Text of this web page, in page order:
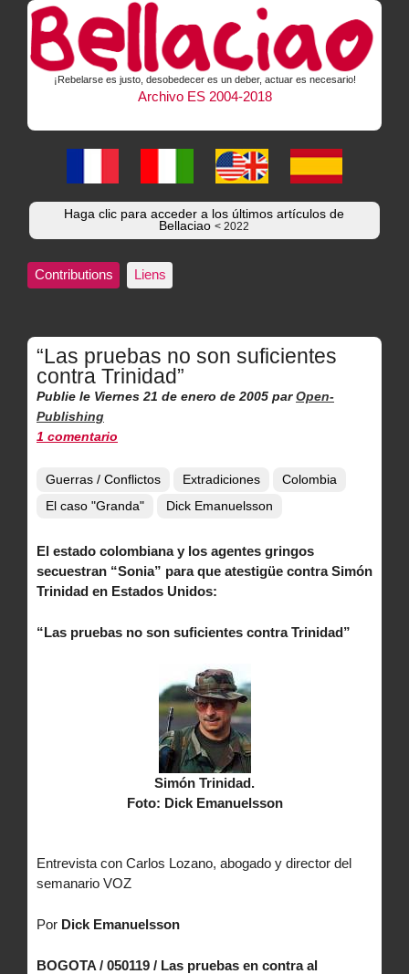
¡Rebelarse es justo, desobedecer es un deber, actuar es necesario!
Archivo ES 2004-2018
Haga clic para acceder a los últimos artículos de
Bellaciao< 2022
Contributions Liens
“Las pruebas no son suficientes
contra Trinidad”
Publie le Viernes 21 de enero de 2005 par Open-
Publishing
1 comentario
Guerras / Conflictos Extradiciones
Colombia
El caso "Granda"
Dick Emanuelsson
El estado colombiana y los agentes gringos
secuestran “Sonia” para que atestigüe contra Simón
Trinidad en Estados Unidos:
“Las pruebas no son suficientes contra Trinidad”
Simón Trinidad.
Foto: Dick Emanuelsson
Entrevista con Carlos Lozano, abogado y director del
semanario VOZ
Por Dick Emanuelsson
BOGOTA / 050119 / Las pruebas en contra al